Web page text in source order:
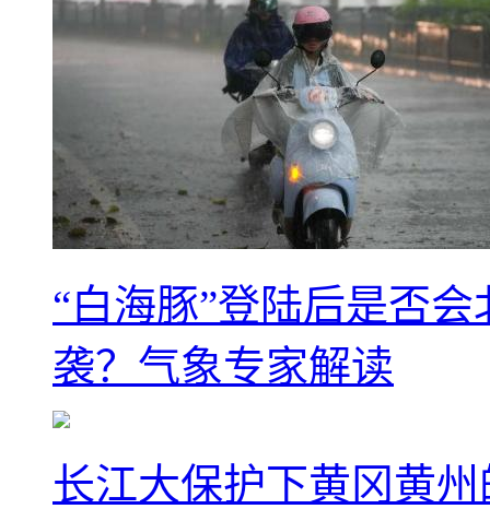
“白海豚”登陆后是否
袭？气象专家解读
长江大保护下黄冈黄